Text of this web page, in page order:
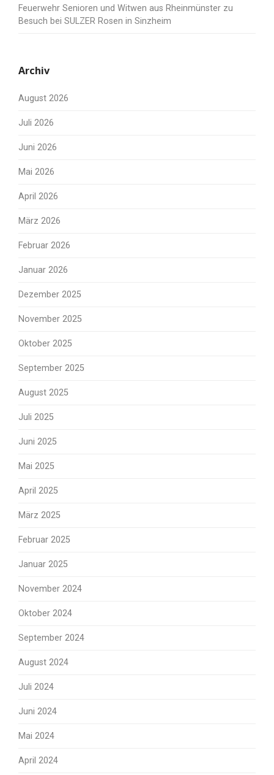
Feuerwehr Senioren und Witwen aus Rheinmünster zu
Besuch bei SULZER Rosen in Sinzheim
Archiv
August 2026
Juli 2026
Juni 2026
Mai 2026
April 2026
März 2026
Februar 2026
Januar 2026
Dezember 2025
November 2025
Oktober 2025
September 2025
August 2025
Juli 2025
Juni 2025
Mai 2025
April 2025
März 2025
Februar 2025
Januar 2025
November 2024
Oktober 2024
September 2024
August 2024
Juli 2024
Juni 2024
Mai 2024
April 2024